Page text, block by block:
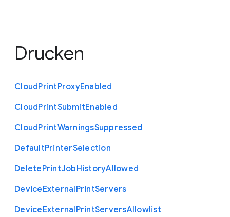
Drucken
CloudPrintProxyEnabled
CloudPrintSubmitEnabled
CloudPrintWarningsSuppressed
DefaultPrinterSelection
DeletePrintJobHistoryAllowed
DeviceExternalPrintServers
DeviceExternalPrintServersAllowlist